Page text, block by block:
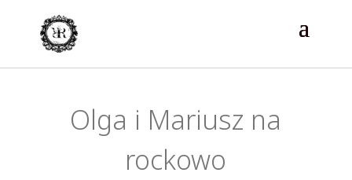
Olga i Mariusz na
rockowo